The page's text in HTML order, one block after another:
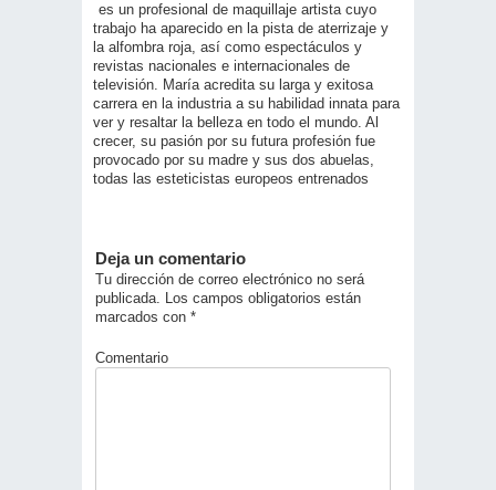
es un profesional de maquillaje artista cuyo
trabajo ha aparecido en la pista de aterrizaje y
la alfombra roja, así como espectáculos y
revistas nacionales e internacionales de
televisión. María acredita su larga y exitosa
carrera en la industria a su habilidad innata para
ver y resaltar la belleza en todo el mundo. Al
crecer, su pasión por su futura profesión fue
provocado por su madre y sus dos abuelas,
todas las esteticistas europeos entrenados
Deja un comentario
Tu dirección de correo electrónico no será
publicada. Los campos obligatorios están
marcados con *
Comentario